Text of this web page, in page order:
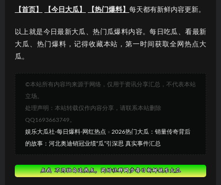
【首页】 【今日大瓜】 【热门爆料】 每天都有新鲜内容更新。
以上就是今日最新大瓜、热门瓜爆料内容。每日吃瓜、看最新
大瓜、热门爆料，记得收藏本站，第一时间获取全网热点大
瓜。
©本站所有内容均来源于网络，仅用于资讯分享汇总，不代表本站
立场。
处理声明：本站转载仅作内容分享，请联系本站删除
QQ1693663749。
娱乐大瓜社-每日爆料-网红热点 » 2026热门大瓜：销量传奇背后
的故事：河北奥迪销冠业绩“瓜”引深思 真实事件汇总